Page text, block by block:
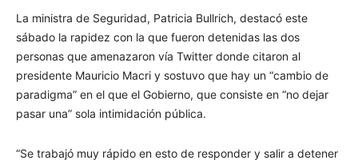
La ministra de Seguridad, Patricia Bullrich, destacó este
sábado la rapidez con la que fueron detenidas las dos
personas que amenazaron vía Twitter donde citaron al
presidente Mauricio Macri y sostuvo que hay un “cambio de
paradigma” en el que el Gobierno, que consiste en “no dejar
pasar una” sola intimidación pública.
“Se trabajó muy rápido en esto de responder y salir a detener